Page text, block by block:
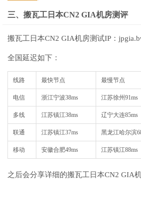
三、搬瓦工日本CN2 GIA机房测评
搬瓦工日本CN2 GIA机房测试IP：
全国延迟如下：
线路 最快节点 最慢节点
电信 浙江宁波38ms 江苏徐州 91ms
多线 江苏镇江38ms 辽宁大连85ms
联通 江苏镇江37ms 黑龙江哈尔滨
移动 安徽合肥49ms 江苏镇江88ms
之后会分享详细的搬瓦工日本CN2 GIA机